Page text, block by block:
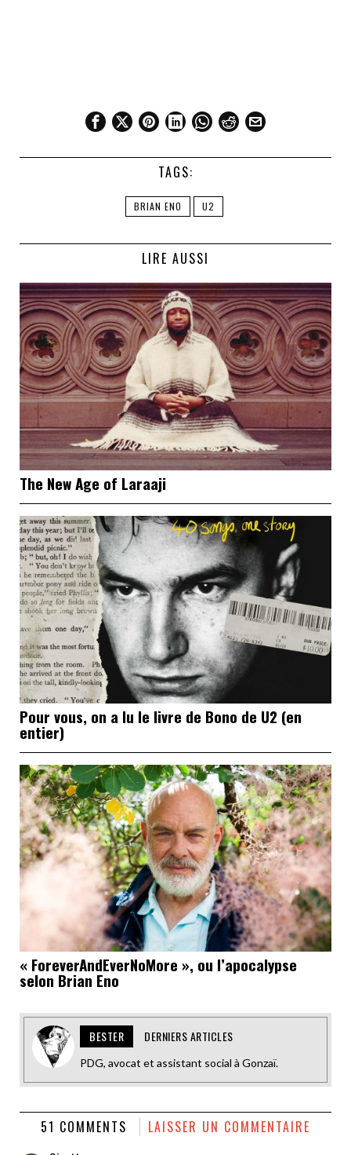
TAGS:
BRIAN ENO U2
LIRE AUSSI
The New Age of Laraaji
Pour vous, on a lu le livre de Bono de U2 (en
entier)
« ForeverAndEverNoMore », ou l’apocalypse
selon Brian Eno
BESTER DERNIERS ARTICLES
PDG, avocat et assistant social à Gonzaï.
51 COMMENTS LAISSER UN COMMENTAIRE